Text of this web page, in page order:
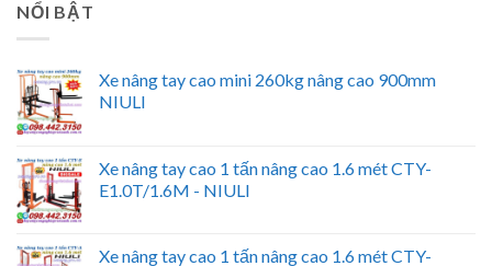
NỔI BẬT
Xe nâng tay cao mini 260kg nâng cao 900mm
NIULI
Xe nâng tay cao 1 tấn nâng cao 1.6 mét CTY-
E1.0T/1.6M - NIULI
Xe nâng tay cao 1 tấn nâng cao 1.6 mét CTY-